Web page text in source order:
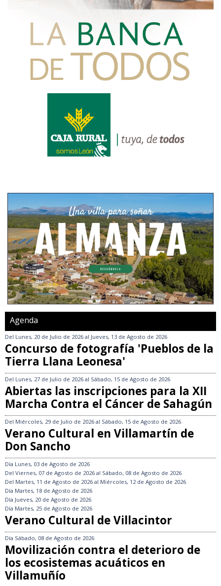
Agenda
Del Lunes, 20 de Julio de 2026 al Jueves, 13 de Agosto de 2026
Concurso de fotografía 'Pueblos de la
Tierra Llana Leonesa'
Del Lunes, 27 de Julio de 2026 al Sábado, 15 de Agosto de 2026
Abiertas las inscripciones para la XII
Marcha Contra el Cáncer de Sahagún
Del Miércoles, 29 de Julio de 2026 al Sábado, 15 de Agosto de 2026
Verano Cultural en Villamartín de
Don Sancho
Día Lunes, 03 de Agosto de 2026
Del Viernes, 07 de Agosto de 2026 al Sábado, 08 de Agosto de 2026
Del Martes, 11 de Agosto de 2026 al Miércoles, 12 de Agosto de 2026
Día Martes, 18 de Agosto de 2026
Día Jueves, 20 de Agosto de 2026
Día Martes, 25 de Agosto de 2026
Verano Cultural de Villacintor
Día Sábado, 08 de Agosto de 2026
Movilización contra el deterioro de
los ecosistemas acuáticos en
Villamuñío